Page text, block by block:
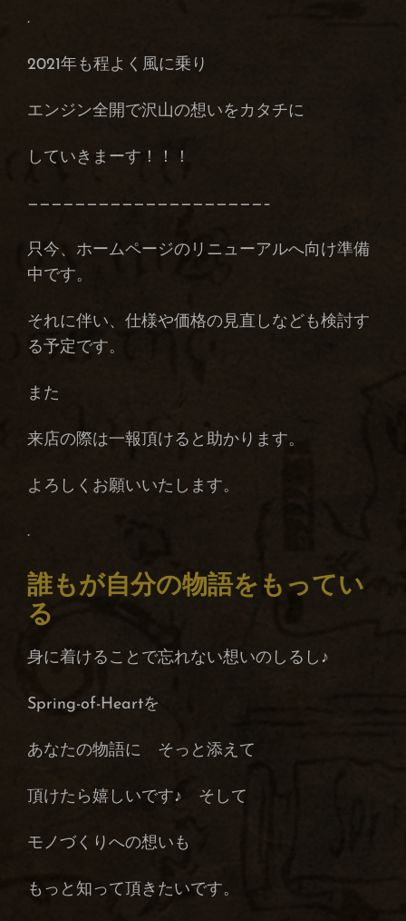
.
2021年も程よく風に乗り
エンジン全開で沢山の想いをカタチに
していきまーす！！！
————————————————————–
只今、ホームページのリニューアルへ向け準備
中です。
それに伴い、仕様や価格の見直しなども検討す
る予定です。
また
来店の際は一報頂けると助かります。
よろしくお願いいたします。
.
誰もが自分の物語をもってい
る
身に着けることで忘れない想いのしるし♪
Spring-of-Heartを
あなたの物語に そっと添えて
頂けたら嬉しいです♪ そして
モノづくりへの想いも
もっと知って頂きたいです。